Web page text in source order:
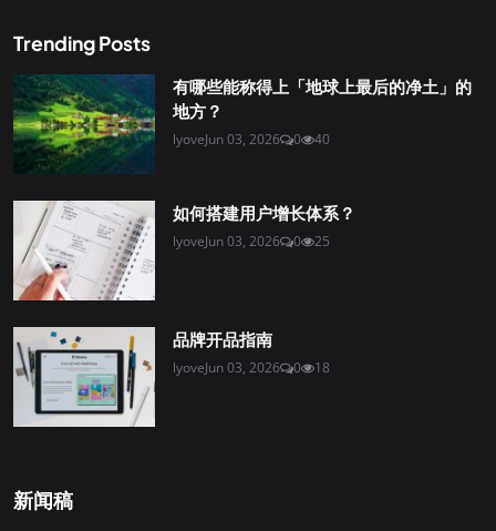
Trending Posts
有哪些能称得上「地球上最后的净土」的
地方？
lyoveJun 03, 2026 0 40
如何搭建用户增长体系？
lyoveJun 03, 2026 0 25
品牌开品指南
lyoveJun 03, 2026 0 18
新闻稿